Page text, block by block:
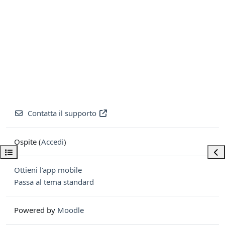
Apri indice del corso
Contatta il supporto
Ospite (Accedi)
Ottieni l'app mobile
Passa al tema standard
Powered by Moodle